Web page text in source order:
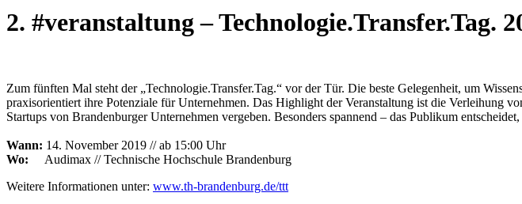
2. #veranstaltung – Technologie.Transfer.Tag.
Zum fünften Mal steht der „Technologie.Transfer.Tag.“ vor der Tür. Die beste Gelegenheit, um
praxisorientiert ihre Potenziale für Unternehmen. Das Highlight der Veranstaltung ist die Verleihung
Startups von Brandenburger Unternehmen vergeben. Besonders spannend – das Publikum
Wann: 14. November 2019 // ab 15:00 Uhr
Wo: Audimax // Technische Hochschule Brandenburg
Weitere Informationen unter: www.th-brandenburg.de/ttt